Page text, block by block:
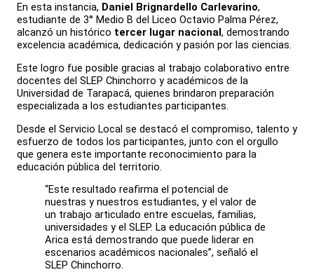
En esta instancia, Daniel Brignardello Carlevarino,
estudiante de 3° Medio B del Liceo Octavio Palma Pérez,
alcanzó un histórico tercer lugar nacional , demostrando
excelencia académica, dedicación y pasión por las ciencias.
Este logro fue posible gracias al trabajo colaborativo entre
docentes del SLEP Chinchorro y académicos de la
Universidad de Tarapacá, quienes brindaron preparación
especializada a los estudiantes participantes.
Desde el Servicio Local se destacó el compromiso, talento y
esfuerzo de todos los participantes, junto con el orgullo
que genera este importante reconocimiento para la
educación pública del territorio.
“Este resultado reafirma el potencial de
nuestras y nuestros estudiantes, y el valor de
un trabajo articulado entre escuelas, familias,
universidades y el SLEP. La educación pública de
Arica está demostrando que puede liderar en
escenarios académicos nacionales”, señaló el
SLEP Chinchorro.